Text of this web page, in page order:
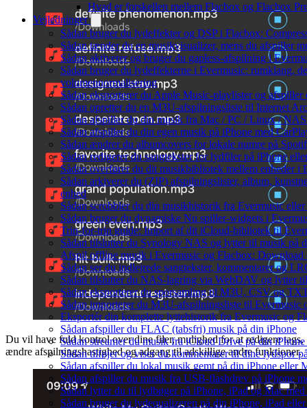
Hvad er forskellen mellem Flacbox og Flacbox
Vejledninger
Sådan bruger du lydeffekter og DSP i Flacbox:
Sådan tænder du en musikvisualizer, mens du afspiller
Sådan aktiverer og bruger du gapless-afspilning i
Sådan bruger du lydeffekterne i Evermusic: rumklang,
volumennormalisering
Sådan eksporterer du Apple Music-playlister og
Sådan opretter du en M3U-afspilningsliste til Internet
Sådan afspiller du din musik fra Mac / PC / Linux /
Sådan afspiller du din egen musik på iPhone med
Sådan ændrer du albumcovers for lokale numre på
Sådan redigerer du sangtekster for lydfiler på iPhone
Sådan overfører du dit musikbibliotek mellem enheder i
Sådan arkiverer du (ZIP) afspilningslister, album,
enhed
Sådan scrobbler du din musikhistorik fra Evermusic
Sådan bruger du dynamiske Nu spiller-widgets i
Trin-for-trin guide: Import af dit iCloud-bibliotek til
Sådan tilslutter du Synology NAS og lytter til musik på
Afspil offline musik i Evermusic og Flacbox:
Sådan ser du indlejrede sangtekster, kommentarer og
Sådan tilslutter du NAS-lagring via WebDAV og lytter
Sådan eksporterer du sporsamling til M3U, CSV og
Sådan importerer du M3U-afspilningsliste til Evermusic
Eksportér din komplette lyttehistorik fra Evermusic og
Sådan afspiller du FLAC (tabsfri) musik på din iPhone
Sådan streamer du musik fra iCloud Drive på din
Sådan tilføjer og viser du kommentarer til dine lydspor
Sådan afspiller du lokal musik gemt på din iPhone eller
Sådan afspiller du musik fra USB-flashdrev på iPhone
Sådan lytter du til lydbøger på iPhone, iPad og Mac
Sådan bruger du lydequalizeren på din iPhone, iPad
Du vil have fuld kontrol over dine filer, mulighed for at redigere tags,
ændre afspilningshastighed og adgang til adskillige andre funktioner.